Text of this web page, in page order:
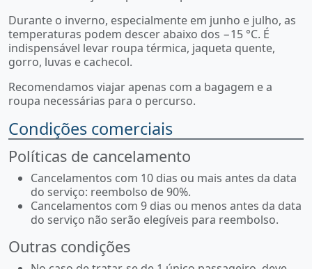
Durante o inverno, especialmente em junho e julho, as
temperaturas podem descer abaixo dos −15 °C. É
indispensável levar roupa térmica, jaqueta quente,
gorro, luvas e cachecol.
Recomendamos viajar apenas com a bagagem e a
roupa necessárias para o percurso.
Condições comerciais
Políticas de cancelamento
Cancelamentos com 10 dias ou mais antes da data
do serviço: reembolso de 90%.
Cancelamentos com 9 dias ou menos antes da data
do serviço não serão elegíveis para reembolso.
Outras condições